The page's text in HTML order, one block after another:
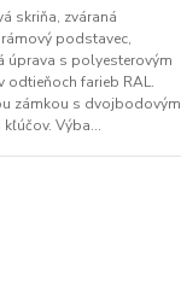
skriňa, zváraná
podstavec,
úprava s polyesterovým
farieb RAL.
zámkou s dvojbodovým
Výba...